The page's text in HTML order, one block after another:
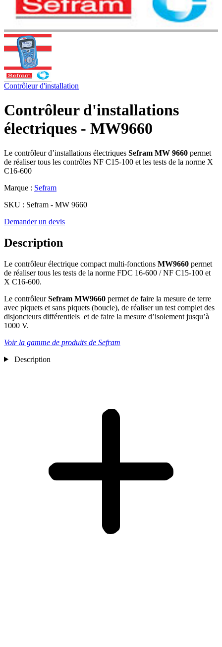
Contrôleur d'installation
Contrôleur d'installations
électriques - MW9660
Le contrôleur d’installations électriques Sefram MW 9660 permet
de réaliser tous les contrôles NF C15-100 et les tests de la norme X
C16-600
Marque : Sefram
SKU : Sefram - MW 9660
Demander un devis
Description
Le contrôleur électrique compact multi-fonctions MW9660 permet
de réaliser tous les tests de la norme FDC 16-600 / NF C15-100 et
X C16-600.
Le contrôleurSefram MW9660 permet de faire la mesure de terre
avec piquets et sans piquets (boucle), de réaliser un test complet des
disjoncteurs différentiels et de faire la mesure d’isolement jusqu’à
1000 V.
Voir la gamme de produits de Sefram
Description